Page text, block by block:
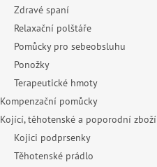
Zdravé spaní
Relaxační polštáře
Pomůcky pro sebeobsluhu
Ponožky
Terapeutické hmoty
Kompenzační pomůcky
Kojící, těhotenské a poporodní zboží
Kojici podprsenky
Těhotenské prádlo